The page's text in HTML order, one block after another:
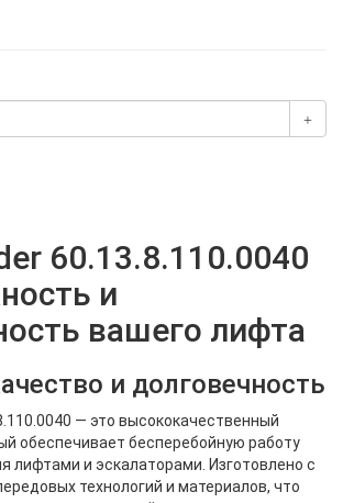
60.13.8.110.0040
и
вашего лифта
и долговечность
— это высококачественный
обеспечивает бесперебойную работу
лифтами и эскалаторами. Изготовлено с
технологий и материалов, что